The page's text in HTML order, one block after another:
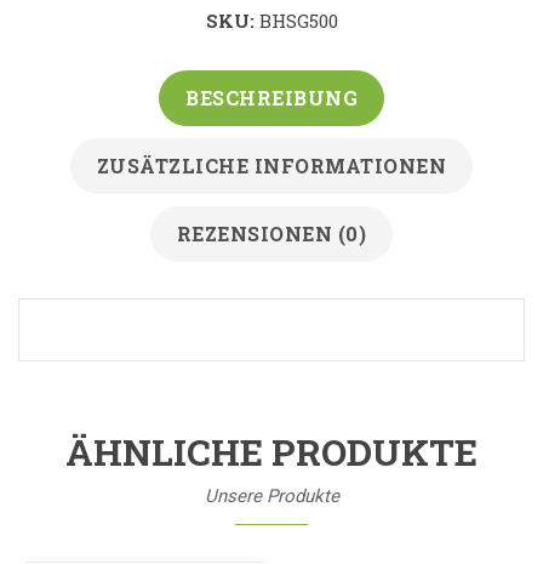
SKU: BHSG500
BESCHREIBUNG
ZUSÄTZLICHE INFORMATIONEN
REZENSIONEN (0)
ÄHNLICHE PRODUKTE
Unsere Produkte